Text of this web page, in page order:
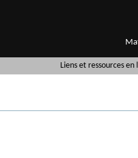
Liens et ressources en